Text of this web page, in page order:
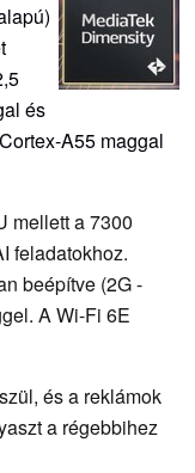
és
A55 maggal
mellett a 7300
feladatokhoz.
beépítve (2G -
A Wi-Fi 6E
és a reklámok
a régebbihez